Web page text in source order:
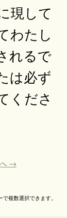
現して
わたし
れるで
は必ず
くださ
→
で複数選択できます。